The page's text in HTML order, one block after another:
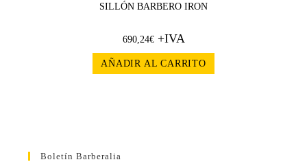
Boletín Barberalia
SILLÓN BARBERO IRON
690,24€+IVA
AÑADIR AL CARRITO